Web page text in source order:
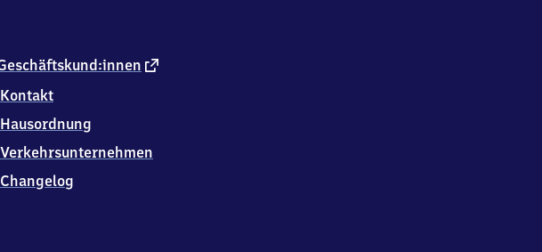
3
Edling
externer
Kontakt
Hausordnung
Verkehrsunternehmen
Changelog